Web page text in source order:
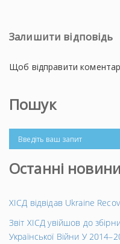
Залишити відповідь
Щоб відправити
Пошук
Останні новини
ХІСД відвідав Ukraine
Звіт ХІСД увійшов до
Української Війни У